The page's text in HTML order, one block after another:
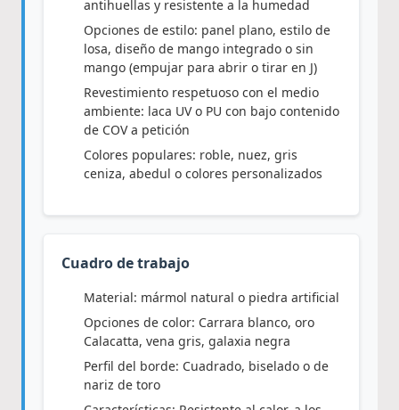
antihuellas y resistente a la humedad
Opciones de estilo: panel plano, estilo de
losa, diseño de mango integrado o sin
mango (empujar para abrir o tirar en J)
Revestimiento respetuoso con el medio
ambiente: laca UV o PU con bajo contenido
de COV a petición
Colores populares: roble, nuez, gris
ceniza, abedul o colores personalizados
Cuadro de trabajo
Material: mármol natural o piedra artificial
Opciones de color: Carrara blanco, oro
Calacatta, vena gris, galaxia negra
Perfil del borde: Cuadrado, biselado o de
nariz de toro